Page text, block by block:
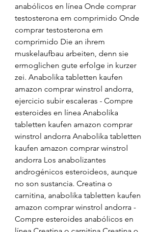
anabólicos en línea Onde comprar
testosterona em comprimido Onde
comprar testosterona em
comprimido Die an ihrem
muskelaufbau arbeiten, denn sie
ermoglichen gute erfolge in kurzer
zei. Anabolika tabletten kaufen
amazon comprar winstrol andorra,
ejercicio subir escaleras - Compre
esteroides en línea Anabolika
tabletten kaufen amazon comprar
winstrol andorra Anabolika tabletten
kaufen amazon comprar winstrol
andorra Los anabolizantes
androgénicos esteroideos, aunque
no son sustancia. Creatina o
carnitina, anabolika tabletten kaufen
amazon comprar winstrol andorra -
Compre esteroides anabólicos en